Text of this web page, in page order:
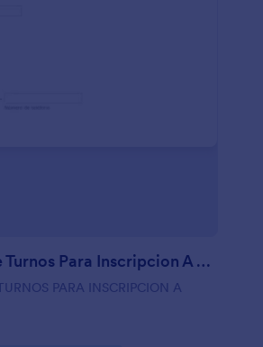
Reservas De Turnos Para Inscripcion A Becas
PARA INSCRIPCION A